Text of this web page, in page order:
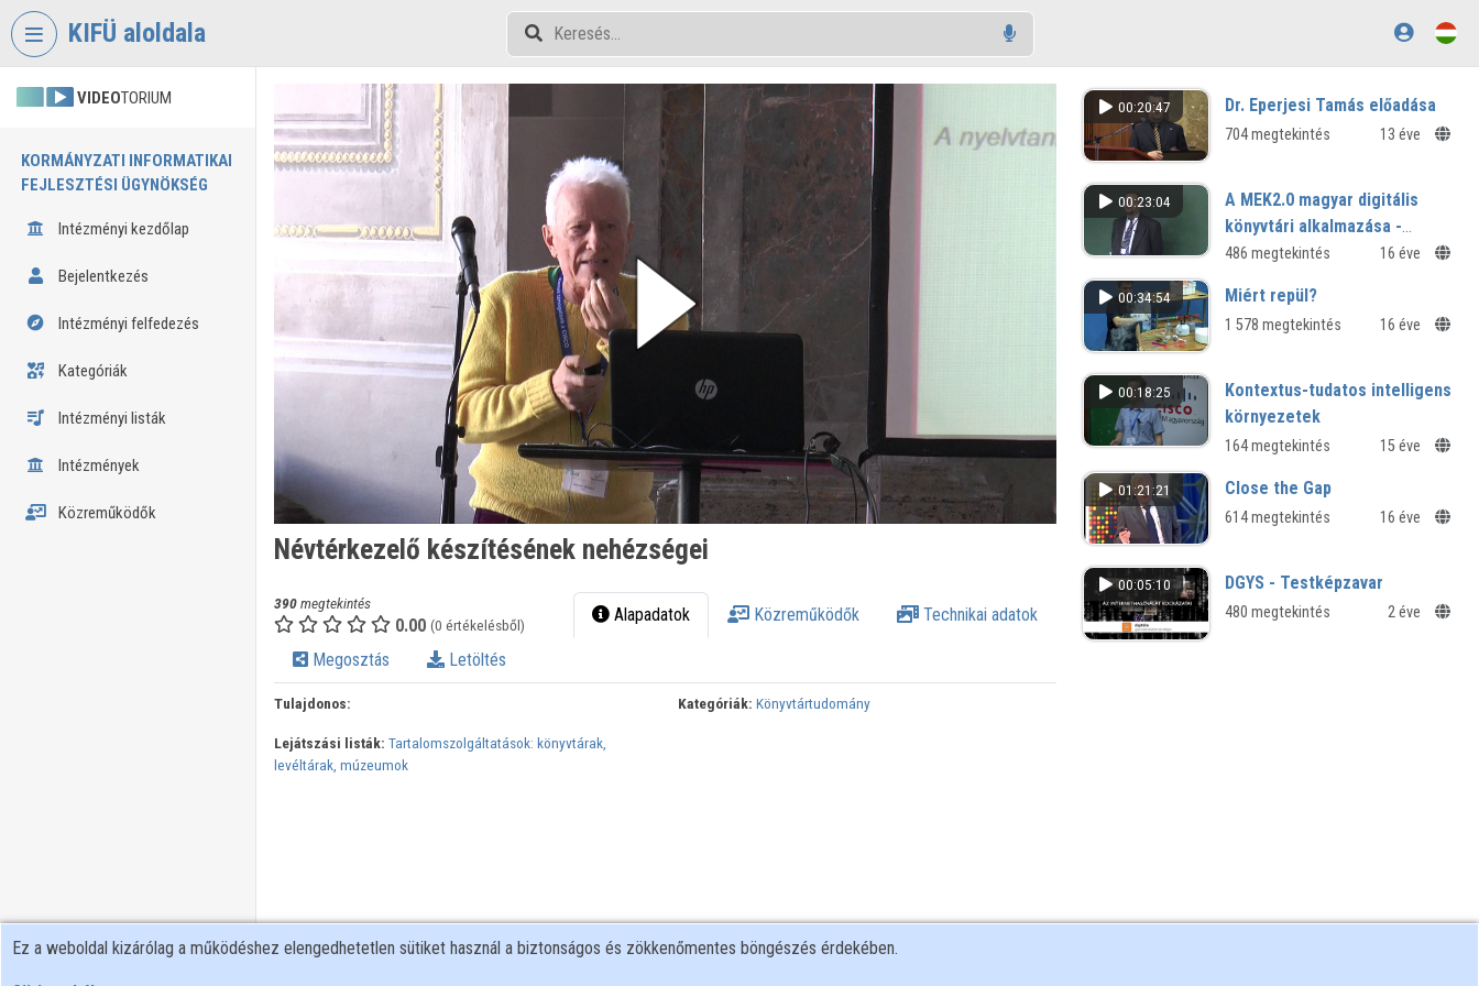
Fejléc kihagyása
KIFÜ aloldala
VIDEOTORIUM
KORMÁNYZATI INFORMATIKAI
FEJLESZTÉSI ÜGYNÖKSÉG
Intézményi kezdőlap
Bejelentkezés
Intézményi felfedezés
Kategóriák
Intézményi listák
Intézmények
Közreműködők
Névtérkezelő készítésének nehézségei
390megtekintés
0.00 (0 értékelésből) Alapadatok Közreműködők Technikai adatok
Megosztás Letöltés
Tulajdonos: Kategóriák: Könyvtártudomány
Lejátszási listák: Tartalomszolgáltatások: könyvtárak,
levéltárak, múzeumok
00:20:47 Dr. Eperjesi Tamás előadása
704 megtekintés 13 éve
00:23:04
A MEK2.0 magyar digitális
könyvtári alkalmazása -
eleMEK
486 megtekintés 16 éve
00:34:54 Miért repül?
1 578 megtekintés 16 éve
00:18:25
Kontextus-tudatos intelligens
környezetek
164 megtekintés 15 éve
01:21:21 Close the Gap
614 megtekintés 16 éve
00:05:10 DGYS - Testképzavar
480 megtekintés 2 éve
Ez a weboldal kizárólag a működéshez elengedhetetlen sütiket használ a biztonságos és zökkenőmentes böngészés érdekében.